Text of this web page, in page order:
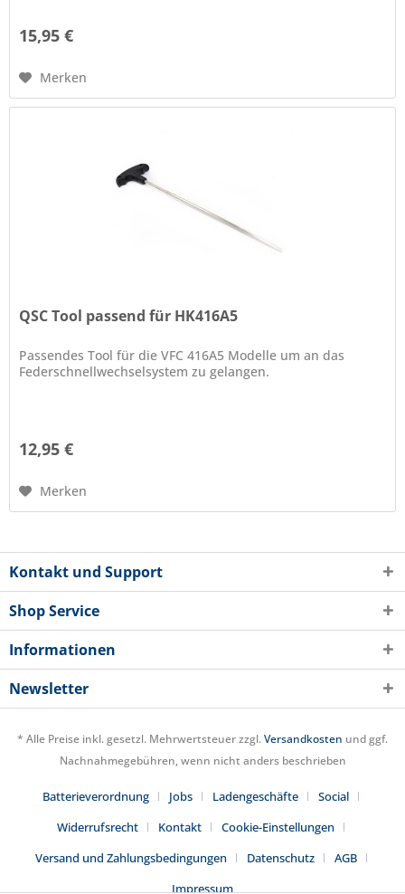
15,95 €
Merken
QSC Tool passend für HK416A5
Passendes Tool für die VFC 416A5 Modelle um an das
Federschnellwechselsystem zu gelangen.
12,95 €
Merken
Kontakt und Support
Shop Service
Informationen
Newsletter
* Alle Preise inkl. gesetzl. Mehrwertsteuer zzgl.Versandkosten und ggf.
Nachnahmegebühren, wenn nicht anders beschrieben
Batterieverordnung Jobs Ladengeschäfte
Social
Widerrufsrecht
Kontakt
Cookie-Einstellungen
Versand und Zahlungsbedingungen
Datenschutz
AGB
Impressum